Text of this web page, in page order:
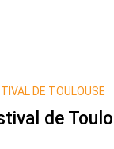
DE TOULOUSE
de